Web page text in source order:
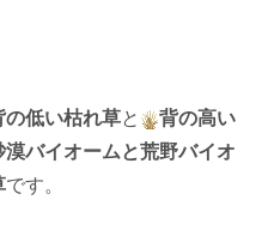
の低い枯れ草と
背の高い
漠バイオームと荒野バイオ
です。